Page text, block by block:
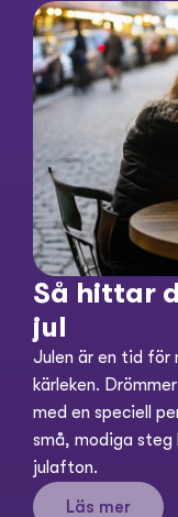
Så hittar
jul
Julen är en tid för
kärleken.
med en speciell
små, modiga steg
julafton.
Läs mer